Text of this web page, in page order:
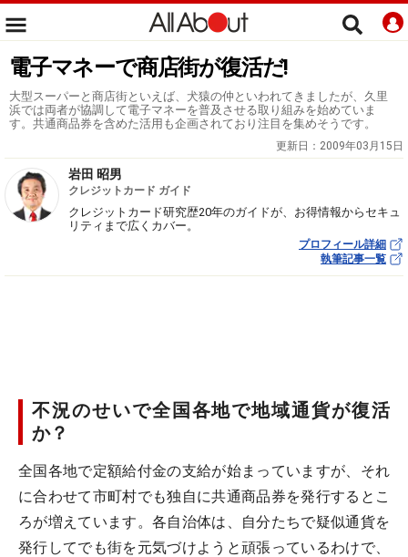
電子マネーで商店街が復活だ!
大型スーパーと商店街といえば、犬猿の仲といわれてきましたが、久里
浜では両者が協調して電子マネーを普及させる取り組みを始めていま
す。共通商品券を含めた活用も企画されており注目を集めそうです。
更新日： 2009年03月15日
岩田 昭男
クレジットカード ガイド
クレジットカード研究歴20年のガイドが、お得情報からセキュ
リティまで広くカバー。
プロフィール詳細
執筆記事一覧
不況のせいで全国各地で地域通貨が復活
か？
全国各地で定額給付金の支給が始まっていますが、それ
に合わせて市町村でも独自に共通商品券を発行するとこ
ろが増えています。各自治体は、自分たちで疑似通貨を
発行してでも街を元気づけようと頑張っているわけで、